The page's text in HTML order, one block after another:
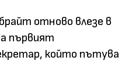
отново влезе в
първият
който пътува